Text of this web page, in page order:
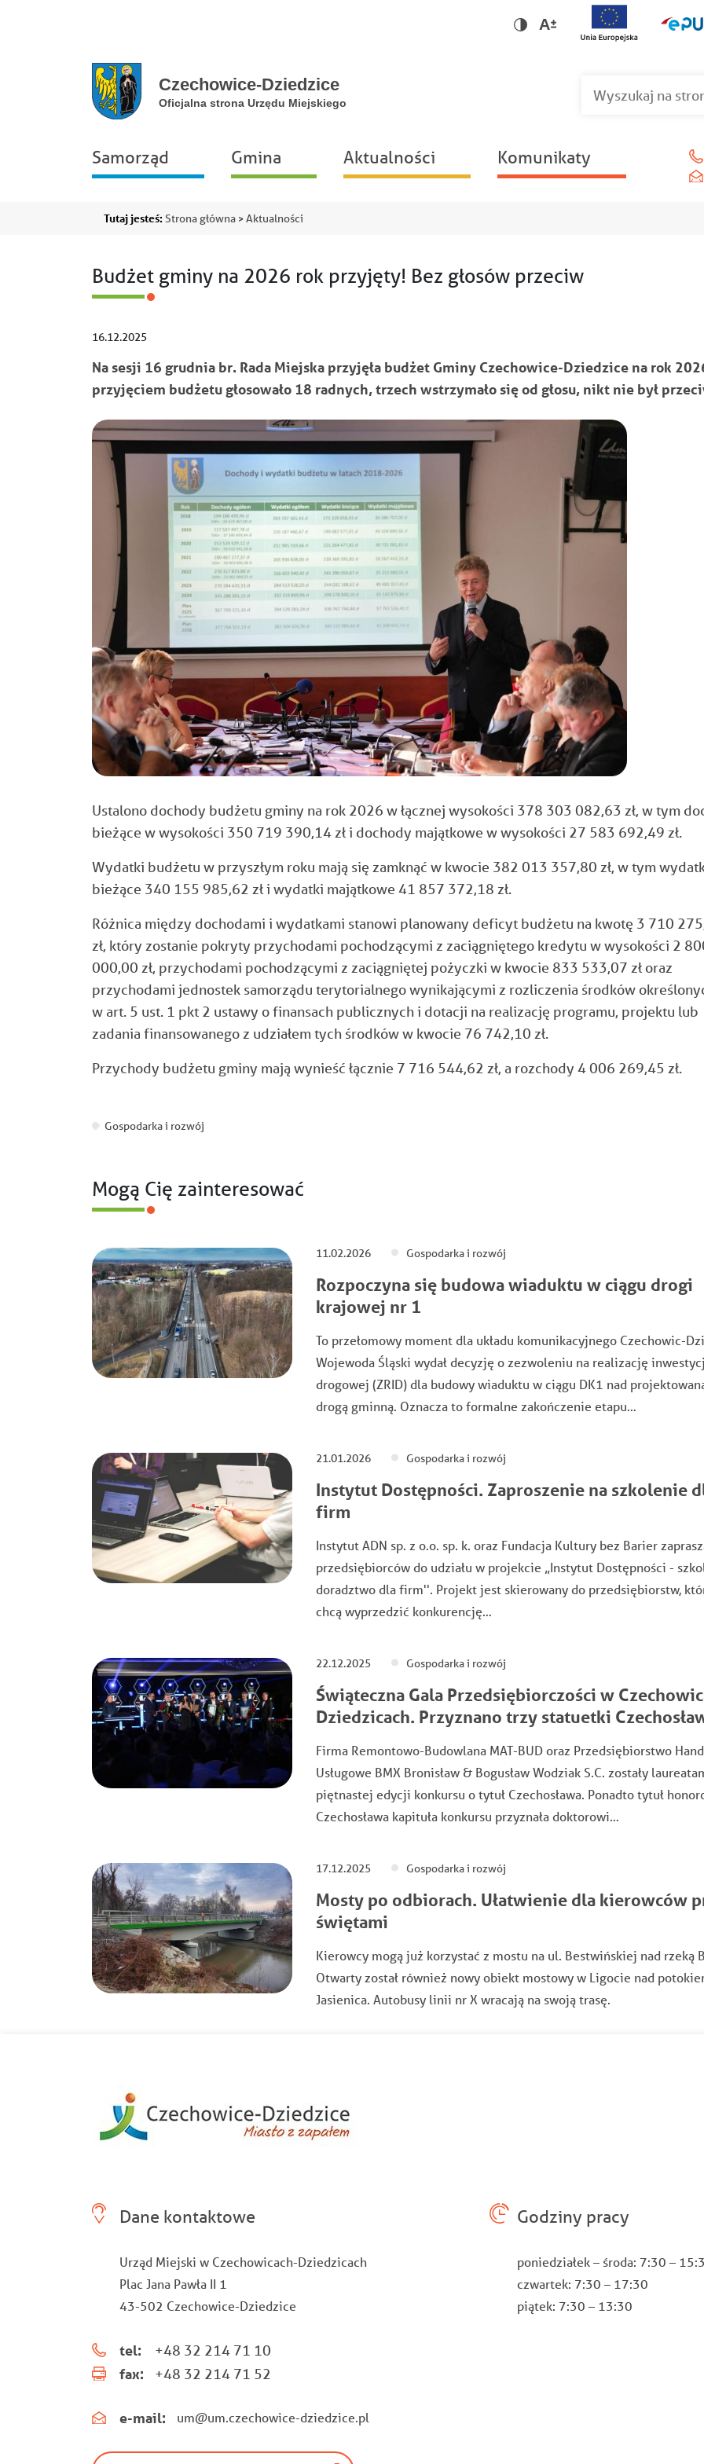
Wersja kontrastowa
Wersja dla niedowidzących
Główna
nawigacja
Samorząd Gmina Aktualności Komunikaty
Ścieżka
Tutaj jesteś: Strona główna Aktualności
Budżet gminy na 2026 rok przyjęty! Bez głosów przeciw
16.12.2025
Na sesji 16 grudnia br. Rada Miejska przyjęła budżet Gminy Czechowice-Dziedzice na rok
przyjęciem budżetu głosowało 18 radnych, trzech wstrzymało się od głosu, nikt nie był
Ustalono dochody budżetu gminy na rok 2026 w łącznej wysokości 378 303 082,63 zł, w tym
bieżące w wysokości 350 719 390,14 zł i dochody majątkowe w wysokości 27 583 692,49 zł.
Wydatki budżetu w przyszłym roku mają się zamknąć w kwocie 382 013 357,80 zł, w tym
bieżące 340 155 985,62 zł i wydatki majątkowe 41 857 372,18 zł.
Różnica między dochodami i wydatkami stanowi planowany deficyt budżetu na kwotę 3 710
zł, który zostanie pokryty przychodami pochodzącymi z zaciągniętego kredytu w wysokości 2
000,00 zł, przychodami pochodzącymi z zaciągniętej pożyczki w kwocie 833 533,07 zł oraz
przychodami jednostek samorządu terytorialnego wynikającymi z rozliczenia środków okre
w art. 5 ust. 1 pkt 2 ustawy o finansach publicznych i dotacji na realizację programu, projektu lub
zadania finansowanego z udziałem tych środków w kwocie 76 742,10 zł.
Przychody budżetu gminy mają wynieść łącznie 7 716 544,62 zł, a rozchody 4 006 269,45 zł.
Gospodarka i rozwój
Mogą Cię zainteresować
11.02.2026 Gospodarka i rozwój
Rozpoczyna się budowa wiaduktu w ciągu drogi
krajowej nr 1
To przełomowy moment dla układu komunikacyjnego Czechowic-
Wojewoda Śląski wydał decyzję o zezwoleniu na realizację
drogowej (ZRID) dla budowy wiaduktu w ciągu DK1 nad
drogą gminną. Oznacza to formalne zakończenie etapu…
21.01.2026 Gospodarka i rozwój
Instytut Dostępności. Zaproszenie na szkolenie
firm
Instytut ADN sp. z o.o. sp. k. oraz Fundacja Kultury bez Barier
przedsiębiorców do udziału w projekcie „Instytut Dostępności -
doradztwo dla firm''. Projekt jest skierowany do przedsiębiorstw,
chcą wyprzedzić konkurencję…
22.12.2025 Gospodarka i rozwój
Świąteczna Gala Przedsiębiorczości w
Dziedzicach. Przyznano trzy statuetki
Firma Remontowo-Budowlana MAT-BUD oraz Przedsiębiorstwo
Usługowe BMX Bronisław & Bogusław Wodziak S.C. zostały
piętnastej edycji konkursu o tytuł Czechosława. Ponadto tytuł
Czechosława kapituła konkursu przyznała doktorowi…
17.12.2025 Gospodarka i rozwój
Mosty po odbiorach. Ułatwienie dla kierowców
świętami
Kierowcy mogą już korzystać z mostu na ul. Bestwińskiej nad rzeką
Otwarty został również nowy obiekt mostowy w Ligocie nad
Jasienica. Autobusy linii nr X wracają na swoją trasę.
Dane kontaktowe
Urząd Miejski w Czechowicach-Dziedzicach
Plac Jana Pawła II 1
43-502 Czechowice-Dziedzice
tel:
+48 32 214 71 10
fax:
+48 32 214 71 52
e-mail: um@um.czechowice-dziedzice.pl
Godziny pracy
poniedziałek – środa: 7:30 –
czwartek: 7:30 – 17:30
piątek: 7:30 – 13:30